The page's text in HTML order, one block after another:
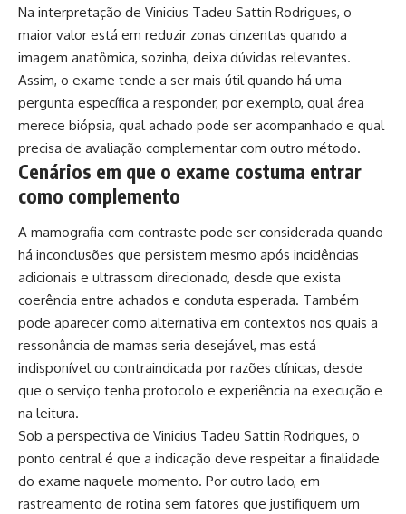
Na interpretação de Vinicius Tadeu Sattin Rodrigues, o
maior valor está em reduzir zonas cinzentas quando a
imagem anatômica, sozinha, deixa dúvidas relevantes.
Assim, o exame tende a ser mais útil quando há uma
pergunta específica a responder, por exemplo, qual área
merece biópsia, qual achado pode ser acompanhado e qual
precisa de avaliação complementar com outro método.
Cenários em que o exame costuma entrar
como complemento
A mamografia com contraste pode ser considerada quando
há inconclusões que persistem mesmo após incidências
adicionais e ultrassom direcionado, desde que exista
coerência entre achados e conduta esperada. Também
pode aparecer como alternativa em contextos nos quais a
ressonância de mamas seria desejável, mas está
indisponível ou contraindicada por razões clínicas, desde
que o serviço tenha protocolo e experiência na execução e
na leitura.
Sob a perspectiva de Vinicius Tadeu Sattin Rodrigues, o
ponto central é que a indicação deve respeitar a finalidade
do exame naquele momento. Por outro lado, em
rastreamento de rotina sem fatores que justifiquem um